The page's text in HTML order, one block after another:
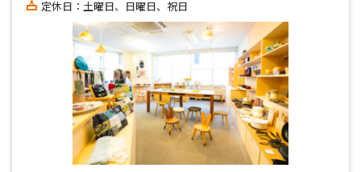
定休日：土曜日、日曜日、祝日